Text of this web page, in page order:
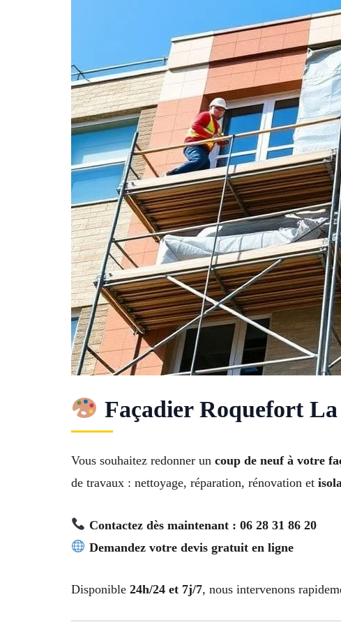
Façadier Roquefort La
Vous souhaitez redonner un coup de neuf à votre
de travaux : nettoyage, réparation, rénovation et
Contactez dès maintenant : 06 28 31 86 20
Demandez votre devis gratuit en ligne
Disponible 24h/24 et 7j/7, nous intervenons